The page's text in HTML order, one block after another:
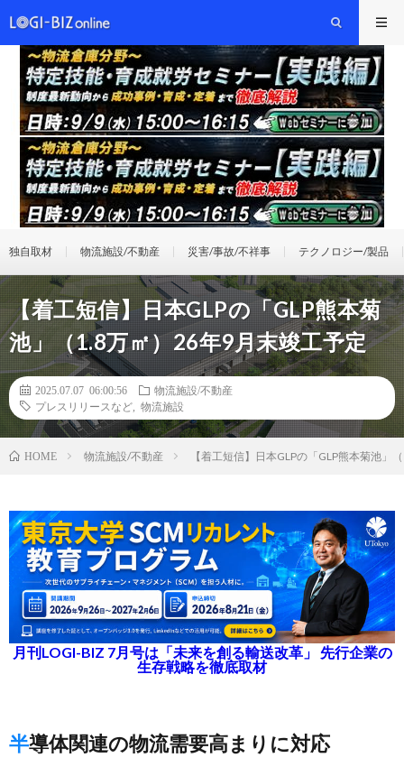
独自取材 物流施設/不動産 災害/事故/不祥事 テクノロジー/製品
【着工短信】日本GLPの「GLP熊本菊
池」（1.8万㎡）26年9月末竣工予定
2025.07.07 06:00:56
物流施設/不動産
プレスリリースなど
物流施設
HOME 物流施設/不動産 【着工短信】日本GLPの「GLP熊本菊池」
月刊LOGI-BIZ 7月号は「未来を創る輸送改革」 先行企業の
生存戦略を徹底取材
半導体関連の物流需要高まりに対応